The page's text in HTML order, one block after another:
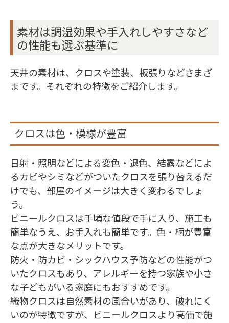
素材は調湿効果や手入れしやすさなど
の性能も選ぶ基準に
天井の素材は、クロスや塗装、板張りなどさまざ
まです。それぞれの特徴をご紹介します。
クロスは色・模様が豊富
日射・照明などによる変色・退色、結露などによ
るカビやシミなどがついたクロスを張り替えるだ
けでも、部屋のイメージは大きく変わるでしょ
う。
ビニールクロスは手頃な値段で手に入り、施工も
簡単なうえ、お手入れも簡単です。色・柄が豊富
な点が大きなメリットです。
防火・防カビ・シックハウス予防などの性能がつ
いたクロスもあり、アレルギーを持つ家族や小さ
な子どもがいる家庭にもおすすめです。
織物クロスは自然素材の風合いがあり、破れにく
いのが特徴ですが、ビニールクロスより高価で施